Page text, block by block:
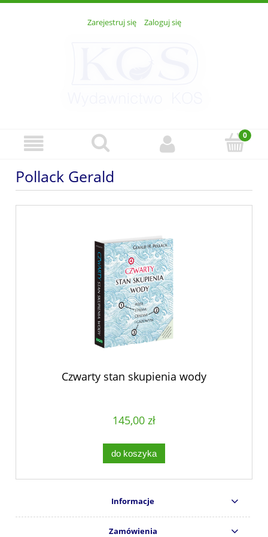
Zarejestruj się Zaloguj się
Pollack Gerald
Czwarty stan skupienia wody
145,00 zł
do koszyka
Informacje
Zamówienia